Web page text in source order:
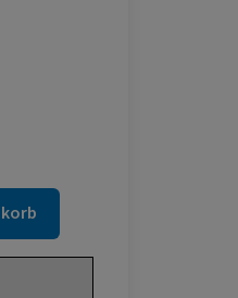
die Schaltflächen um die